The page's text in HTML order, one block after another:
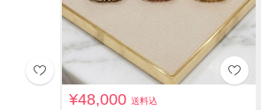
¥48,000送料込